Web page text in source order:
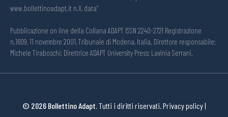
www.bollettinoadapt.it n.X, data“
Pubblicazione on line della Collana ADAPT ISSN 2240-2721 Registrazione
n.1609, 11 novembre 2001, Tribunale di Modena, Italia. Direttore responsabile:
Michele Tiraboschi; Direttrice ADAPT University Press: Lavinia Serrani.
© 2026 Bollettino Adapt.Tutti i diritti riservati.Privacy policy|